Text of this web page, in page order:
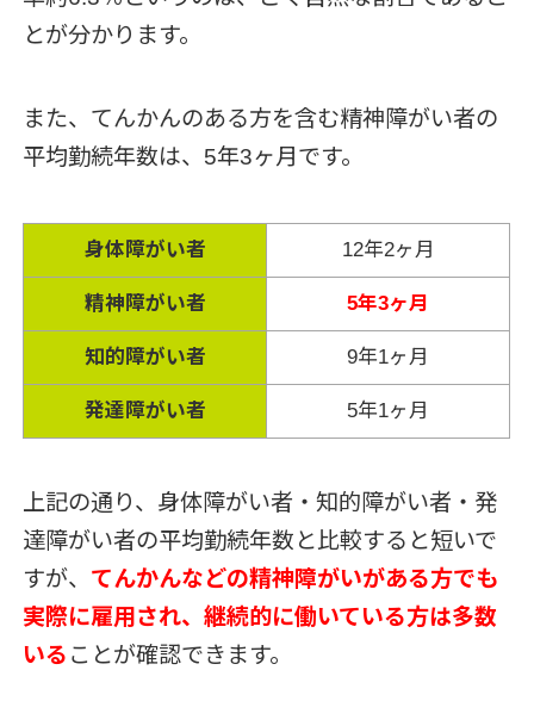
とが分かります。
また、てんかんのある方を含む精神障がい者の
平均勤続年数は、5年3ヶ月です。
身体障がい者 12年2ヶ月
精神障がい者 5年3ヶ月
知的障がい者 9年1ヶ月
発達障がい者 5年1ヶ月
上記の通り、身体障がい者・知的障がい者・発
達障がい者の平均勤続年数と比較すると短いで
すが、 てんかんなどの精神障がいがある方でも
実際に雇用され、継続的に働いている方は多数
いる ことが確認できます。